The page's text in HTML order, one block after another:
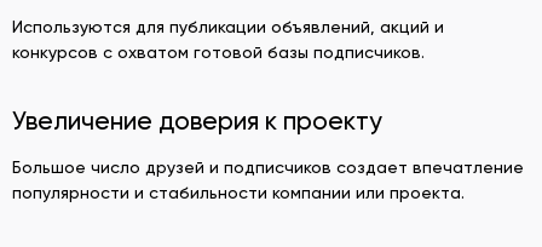
Используются для публикации объявлений, акций и
конкурсов с охватом готовой базы подписчиков.
Увеличение доверия к проекту
Большое число друзей и подписчиков создает впечатление
популярности и стабильности компании или проекта.